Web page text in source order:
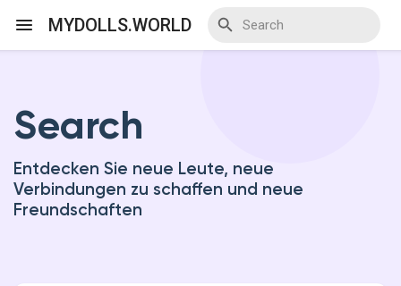
MYDOLLS.WORLD
Discover Veranstaltungen
My Events
Search
Entdecken Sie neue Leute, neue
Verbindungen zu schaffen und neue
Freundschaften